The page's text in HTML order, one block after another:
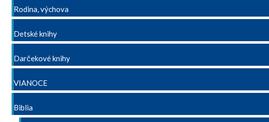
Rodina, výchova
Detské knihy
Darčekové knihy
VIANOCE
Biblia